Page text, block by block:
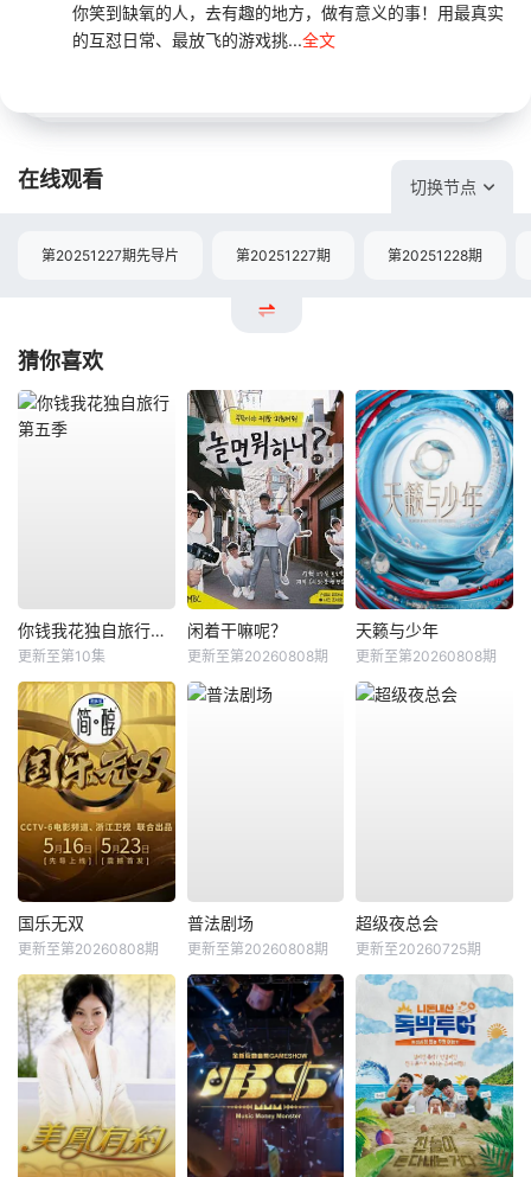
你笑到缺氧的人，去有趣的地方，做有意义的事！用最真实
的互怼日常、最放飞的游戏挑...全文
在线观看 切换节点
第20251227期先导片 第20251227期 第20251228期
猜你喜欢
你钱我花独自旅行第五季
更新至第10集
闲着干嘛呢？
更新至第20260808期
天籁与少年
更新至第20260808期
国乐无双
更新至第20260808期
普法剧场
更新至第20260808期
超级夜总会
更新至20260725期